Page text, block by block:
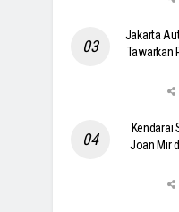
Jakarta
Tawarkan
Kendarai
Joan Mir